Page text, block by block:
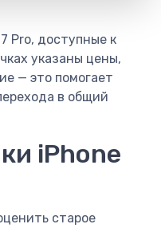
Pro, доступные к
указаны цены,
— это помогает
в общий
iPhone
старое